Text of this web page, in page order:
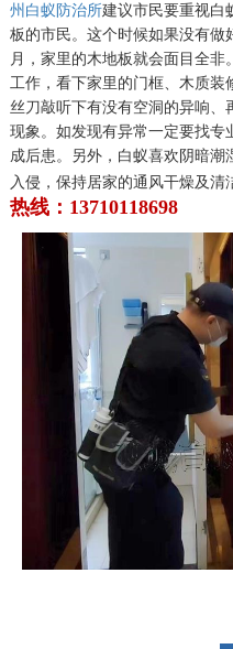
州白蚁防治所建议市民要重视白
板的市民。这个时候如果没有做
月，家里的木地板就会面目全
工作，看下家里的门框、木质装
丝刀敲听下有没有空洞的异响、
现象。如发现有异常一定要找专
成后患。另外，白蚁喜欢阴暗潮
入侵，保持居家的通风干燥及清
热线：13710118698